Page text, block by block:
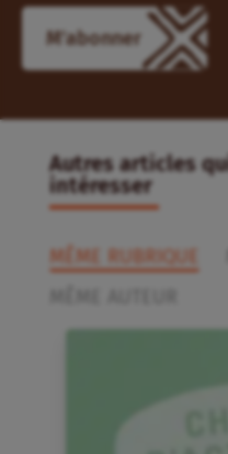
Autres articles
intéresser
MÊME RUBRIQUE